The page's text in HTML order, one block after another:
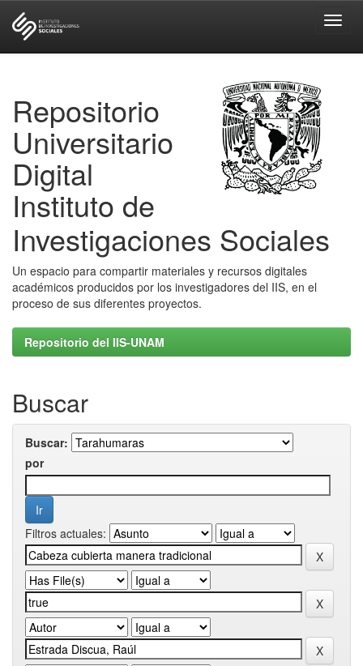
Repositorio
Universitario
Digital
Instituto de
Investigaciones Sociales
Un espacio para compartir materiales y recursos digitales
académicos producidos por los investigadores del IIS, en el
proceso de sus diferentes proyectos.
Repositorio del IIS-UNAM
Buscar
Buscar:
por
Filtros actuales: